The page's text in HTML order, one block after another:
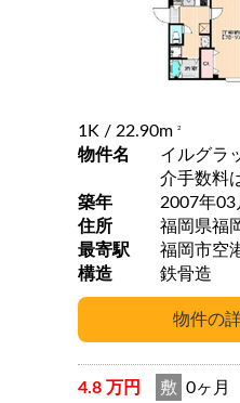
1K / 22.90m 2
物件名
イルグラ
介手数料
築年
2007年03
住所
福岡県福
最寄駅
構造
鉄骨造
4.8 万円 敷 0ヶ月